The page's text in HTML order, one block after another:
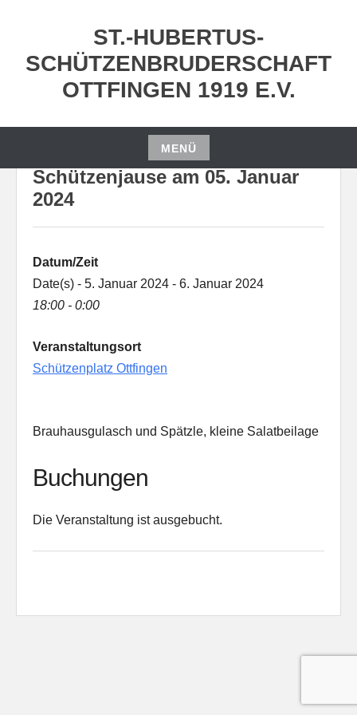
springen
ST.-HUBERTUS-
SCHÜTZENBRUDERSCHAFT
OTTFINGEN 1919 E.V.
MENÜ
Zum
Inhalt
Schützenjause am 05. Januar
2024
Datum/Zeit
Date(s) - 5. Januar 2024 - 6. Januar 2024
18:00 - 0:00
Veranstaltungsort
Schützenplatz Ottfingen
Brauhausgulasch und Spätzle, kleine Salatbeilage
Buchungen
Die Veranstaltung ist ausgebucht.